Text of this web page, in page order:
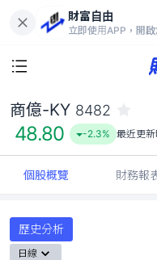
財富自由
立即使用APP，開
商億-KY 8482
48.80 -2.3% 最近更新
個股概覽 財務報
歷史分析
日線